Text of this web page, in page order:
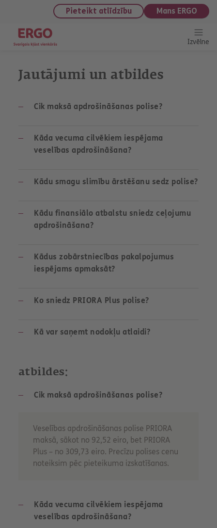
saturu
Pieteikt atlīdzību Mans ERGO
Izvēlne
Jautājumi un atbildes
Cik maksā apdrošināšanas polise?
Kāda vecuma cilvēkiem iespējama
veselības apdrošināšana?
Kādu smagu slimību ārstēšanu sedz polise?
Kādu finansiālo atbalstu sniedz ceļojumu
apdrošināšana?
Kādus zobārstniecības pakalpojumus
iespējams apmaksāt?
Ko sniedz PRIORA Plus polise?
Kā var saņemt nodokļu atlaidi?
atbildes:
Cik maksā apdrošināšanas polise?
Veselības apdrošināšanas polise PRIORA
maksā, sākot no 92,52 eiro, bet PRIORA
Plus – no 309,73 eiro. Precīzu polises cenu
noteiksim pēc pieteikuma izskatīšanas.
Kāda vecuma cilvēkiem iespējama
veselības apdrošināšana?